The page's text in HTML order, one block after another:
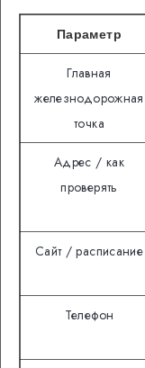
Параметр
Главная
железнодорожная
точка
Адрес / как
проверять
Сайт / расписание
Телефон